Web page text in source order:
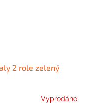
2 role zelený
Vyprodáno